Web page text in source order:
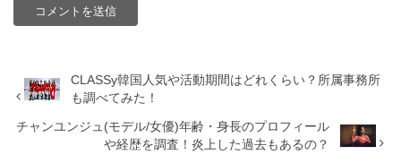
CLASSy韓国人気や活動期間はどれくらい？所属事務所
も調べてみた！
チャンユンジュ(モデル/女優)年齢・身長のプロフィール
や経歴を調査！炎上した過去もあるの？